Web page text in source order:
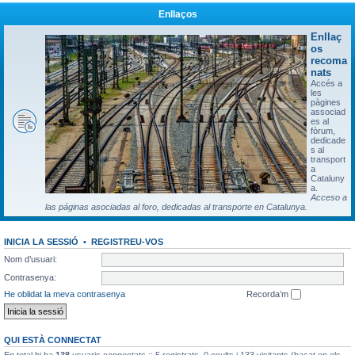
Enllaços
Enllaç
os
recoma
nats
Accés a
les
pàgines
associad
es al
fòrum,
dedicade
s al
transport
a
Cataluny
a.
Acceso a
las páginas asociadas al foro, dedicadas al transporte en Catalunya.
INICIA LA SESSIÓ • REGISTREU-VOS
Nom d’usuari:
Contrasenya:
He oblidat la meva contrasenya
Recorda’m
QUI ESTÀ CONNECTAT